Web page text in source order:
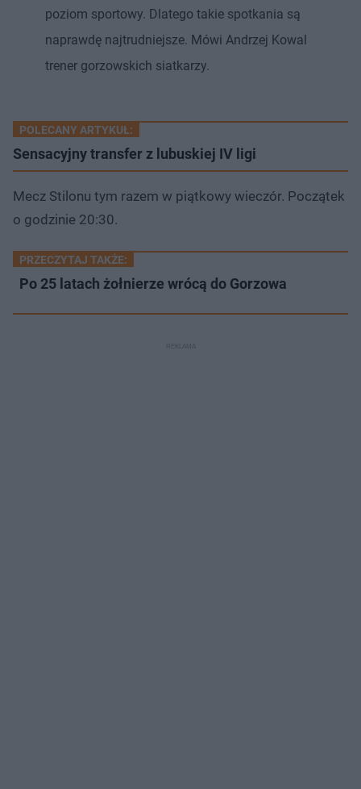
poziom sportowy. Dlatego takie spotkania są
naprawdę najtrudniejsze. Mówi Andrzej Kowal
trener gorzowskich siatkarzy.
POLECANY ARTYKUŁ:
Sensacyjny transfer z lubuskiej IV ligi
Mecz Stilonu tym razem w piątkowy wieczór. Początek
o godzinie 20:30.
PRZECZYTAJ TAKŻE:
Po 25 latach żołnierze wrócą do Gorzowa